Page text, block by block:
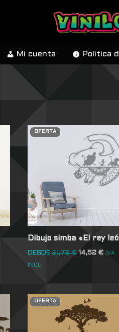
Mi cuenta Política
OFERTA
Dibujo simba «El rey
DESDE 21,78€ 14,52€ IVA
INCL
OFERTA